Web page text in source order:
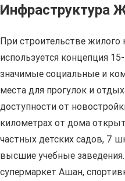
Инфраструктура
При строительстве жилого
используется концепция
значимые социальные и
места для прогулок и
доступности от
километрах от дома
частных детских садов, 7
высшие учебные
супермаркет Ашан,